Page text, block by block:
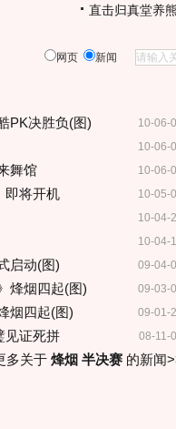
直击归真堂养
网页 新闻
10-06-
PK决胜负(图)
10-06-
10-06-
舞馆
10-05-
即将开机
10-04-
10-04-
09-04-
启动(图)
09-03-
烽烟四起(图)
09-01-
烟四起(图)
08-11-
见证死拼
多关于 烽烟 半决赛的新闻